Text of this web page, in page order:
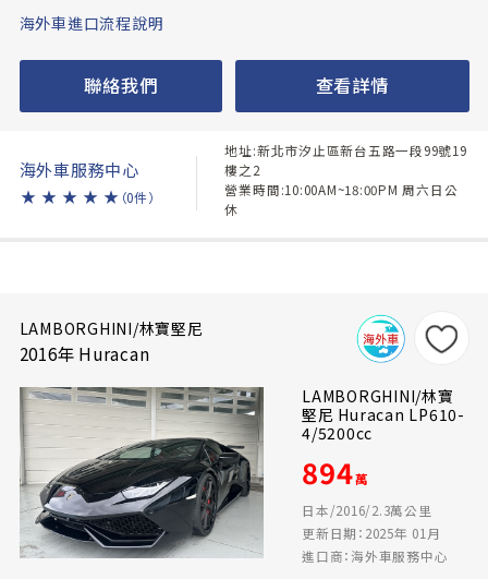
海外車進口流程說明
聯絡我們 查看詳情
海外車服務中心
★ ★ ★ ★ ★ （0件）
地址:新北市汐止區新台五路一段99號19
樓之2
營業時間:10:00AM~18:00PM 周六日公
休
LAMBORGHINI/林寶堅尼
2016年 Huracan
LAMBORGHINI/林寶
堅尼 Huracan LP610-
4/5200cc
894萬
日本/2016/2.3萬公里
更新日期：2025年 01月
進口商：海外車服務中心